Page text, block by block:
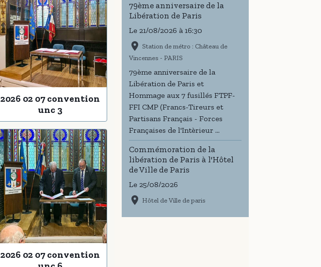
2026 02 07 convention
unc 3
2026 02 07 convention
79ème anniversaire de la
Libération de Paris
Le 21/08/2026 à 16:30
Station de métro : Château de
Vincennes - PARIS
79ème anniversaire de la
Libération de Paris et
Hommage aux 7 fusillés FTPF-
FFI CMP (Francs-Tireurs et
Partisans Français - Forces
Françaises de l'Intèrieur ...
Commémoration de la
libération de Paris à l'Hôtel
de Ville de Paris
Le 25/08/2026
Hôtel de Ville de paris